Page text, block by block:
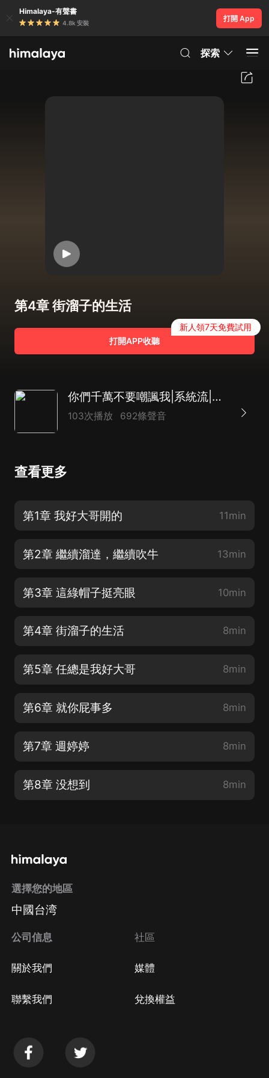
Himalaya-有聲書
4.8k 安裝
打開 App
探索
第4章 街溜子的生活
打開APP收聽
新人領7天免費試用
你們千萬不要嘲諷我|系統流|爽文|爆笑|AI專輯
103次播放 692條聲音
查看更多
第1章 我好大哥開的 11min
第2章 繼續溜達，繼續吹牛 13min
第3章 這綠帽子挺亮眼 10min
第4章 街溜子的生活 8min
第5章 任總是我好大哥 8min
第6章 就你屁事多 8min
第7章 週婷婷 8min
第8章 没想到 8min
選擇您的地區
中國台湾
公司信息
關於我們
聯繫我們
社區
媒體
兌換權益